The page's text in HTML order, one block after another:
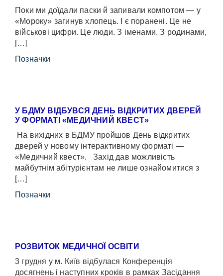
Поки ми доїдали паски й запивали компотом — у
«Мороку» загинув хлопець. І є поранені. Це не
військові цифри. Це люди. З іменами. З родинами,
[…]
Позначки
У БДМУ ВІДБУВСЯ ДЕНЬ ВІДКРИТИХ ДВЕРЕЙ
У ФОРМАТІ «МЕДИЧНИЙ КВЕСТ»
На вихідних в БДМУ пройшов День відкритих
дверей у новому інтерактивному форматі —
«Медичний квест». Захід дав можливість
майбутнім абітурієнтам не лише ознайомитися з
[…]
Позначки
РОЗВИТОК МЕДИЧНОЇ ОСВІТИ
3 грудня у м. Київ відбулася Конференція
досягнень і наступних кроків в рамках Засідання